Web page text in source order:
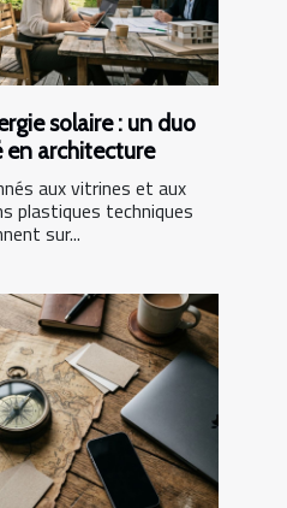
solaire : un duo
en architecture
aux vitrines et aux
plastiques techniques
sur...